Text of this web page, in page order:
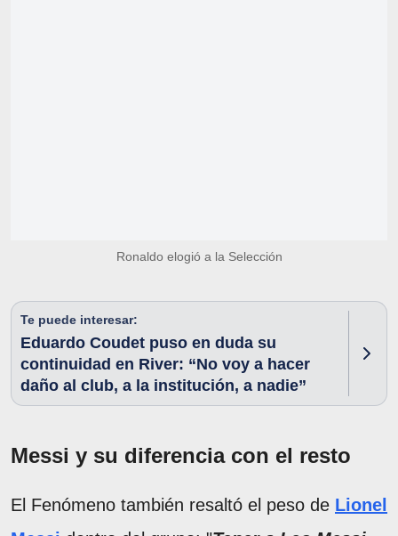
Ronaldo elogió a la Selección
Te puede interesar:
Eduardo Coudet puso en duda su
continuidad en River: “No voy a hacer
daño al club, a la institución, a nadie”
Messi y su diferencia con el resto
El Fenómeno también resaltó el peso de Lionel